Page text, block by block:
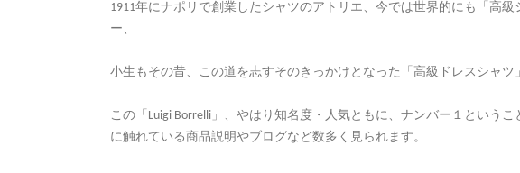
1911年にナポリで創業したシャツのアトリエ、今では世界的にも「高
ー、
小生もその昔、この道を志すそのきっかけとなった「高級ドレスシャツ
この「Luigi Borrelli」、やはり知名度・人気ともに、ナンバー１という
に触れている商品説明やブログなど数多く見られます。